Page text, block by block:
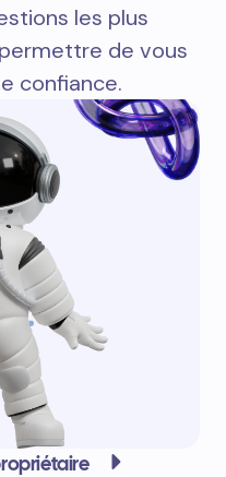
les plus
de vous
confiance.